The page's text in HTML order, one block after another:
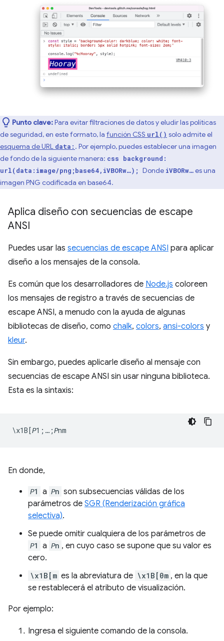
Punto clave:Para evitar filtraciones de datos y eludir las políticas
de seguridad, en este formato, la función CSS url() solo admite el
esquema de URL data: . Por ejemplo, puedes establecer una imagen
de fondo de la siguiente manera: css background:
url(data:image/png;base64,iVBORw…); Donde iVBORw…es una
imagen PNG codificada en base64.
Aplica diseño con secuencias de escape
ANSI
Puedes usar las secuencias de escape ANSI para aplicar
diseño a los mensajes de la consola.
Es común que los desarrolladores de Node.js coloreen
los mensajes de registro a través de secuencias de
escape ANSI, a menudo con la ayuda de algunas
bibliotecas de diseño, como chalk, colors, ansi-colors y
kleur.
Sin embargo, puedes aplicarle diseño al mensaje con
secuencias de escape ANSI sin usar ninguna biblioteca.
Esta es la sintaxis:
En donde,
𝘗1 a 𝘗n son subsecuencias válidas de los
parámetros de SGR (Renderización gráfica
selectiva).
Se puede omitir cualquiera de los parámetros de
𝘗1 a 𝘗n , en cuyo caso se supone que su valor es
cero.
\x1B[m es la abreviatura de \x1B[0m , en la que
se restablecerá el atributo de visualización.
Por ejemplo:
Ingresa el siguiente comando de la consola.